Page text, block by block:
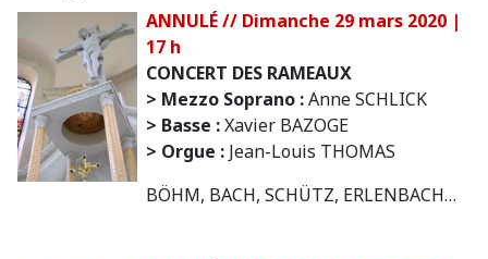
ANNULÉ // Dimanche 29 mars 2020 |
17 h
CONCERT DES RAMEAUX
> Mezzo Soprano :Anne SCHLICK
> Basse :Xavier BAZOGE
> Orgue : Jean-Louis THOMAS
BÖHM, BACH, SCHÜTZ, ERLENBACH…